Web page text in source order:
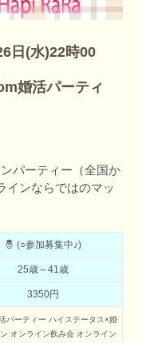
日(水)22時00
婚活パーティ
パーティー（全国か
インならではのマッ
🤴 (○参加募集中♪)
25歳～41歳
3350円
パーティー ハイステータス×婚
オンライン飲み会 オンライン